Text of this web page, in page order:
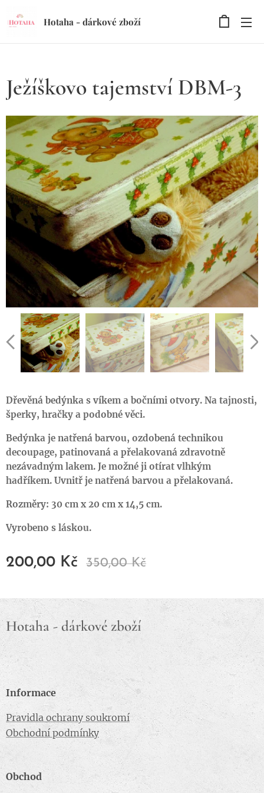
Hotaha - dárkové zboží
Ježíškovo tajemství DBM-3
Dřevěná bedýnka s víkem a bočními otvory. Na tajnosti,
šperky, hračky a podobné věci.
Bedýnka je natřená barvou, ozdobená technikou
decoupage, patinovaná a přelakovaná zdravotně
nezávadným lakem. Je možné ji otírat vlhkým
hadříkem. Uvnitř je natřená barvou a přelakovaná.
Rozměry: 30 cm x 20 cm x 14,5 cm.
Vyrobeno s láskou.
200,00 Kč 350,00Kč
Hotaha - dárkové zboží
Informace
Pravidla ochrany soukromí
Obchodní podmínky
Obchod